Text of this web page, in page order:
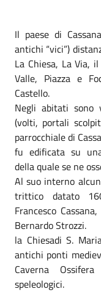
Il paese di
antichi “vici”)
La Chiesa, La Via,
Valle, Piazza e
Castello.
Negli abitati sono
(volti, portali
parrocchiale di
fu edificata su
della quale se ne
Al suo interno
trittico datato
Francesco
Bernardo Strozzi.
la Chiesadi S.
antichi ponti
Caverna
speleologici.